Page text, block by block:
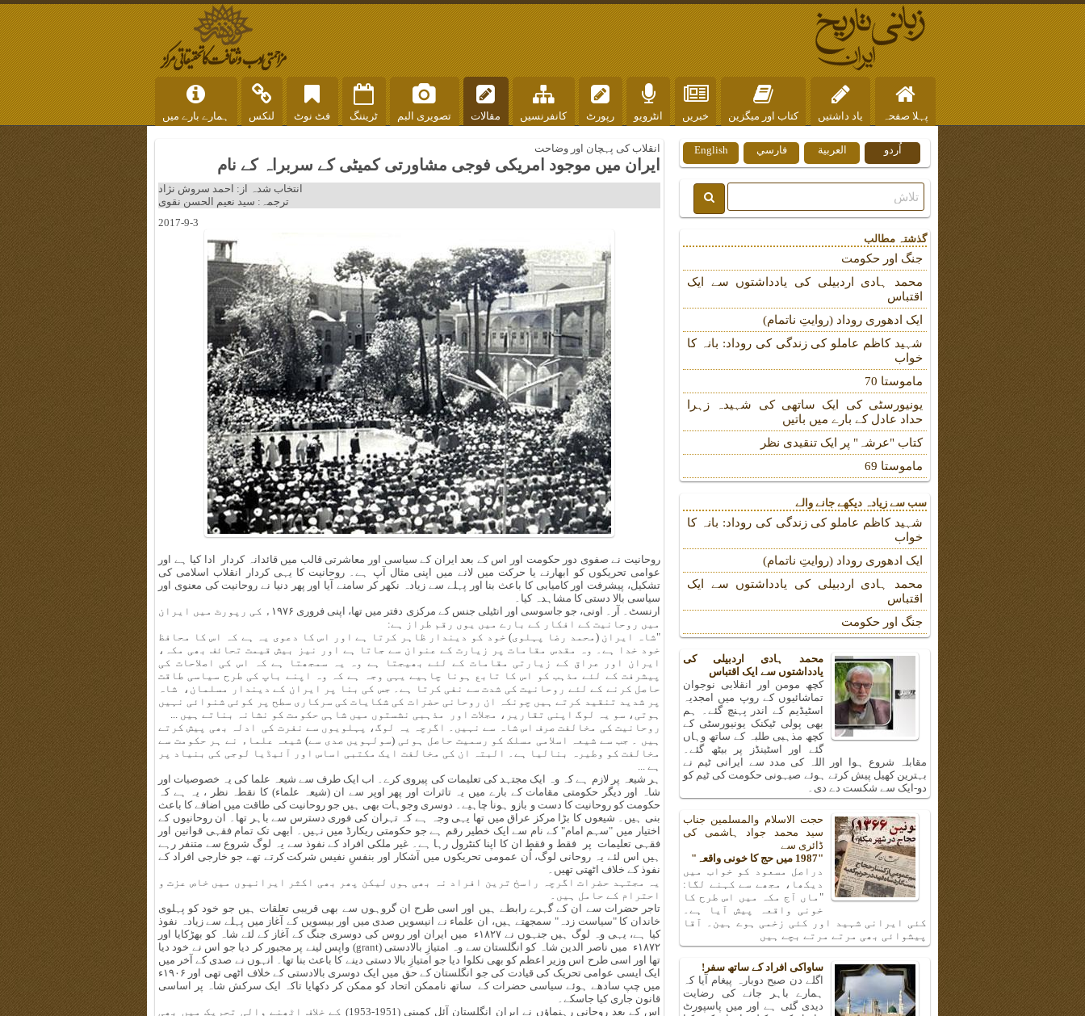
پہلا صفحہ یاد داشتیں کتاب اور میگزین خبریں انٹرویو رپورٹ کانفرنسیں مقالات تصویری البم ٹریننگ فٹ نوٹ لنکس ہمارے بارے میں
انقلاب کی پہچان اور وضاحت
ایران میں موجود امریکی فوجی مشاورتی کمیٹی کے سربراہ کے نام
انتخاب شدہ از: احمد سروش نژاد
ترجمہ: سید نعیم الحسن نقوی
2017-9-3
روحانیت نے صفوی دور حکومت اور اس کے بعد ایران کے سیاسی اور معاشرتی قالب میں قائدانہ کردار ادا کیا ہے اور
عوامی تحریکوں کو ابھارنے یا حرکت میں لانے میں اپنی مثال آپ ہے۔ روحانیت کا یہی کردار انقلاب اسلامی کی
تشکیل، پیشرفت اور کامیابی کا باعث بنا اور پہلے سے زیادہ نکھر کر سامنے آیا اور پھر دنیا نے روحانیت کی معنوی اور
سیاسی بالا دستی کا مشاہدہ کیا۔
ارنسٹ۔ آر۔ اونی، جو جاسوسی اور انٹیلی جنس کے مرکزی دفتر میں تھا، اپنی فروری ۱۹۷۶ء کی رپورٹ میں ایران
میں روحانیت کے افکار کے بارے میں یوں رقم طراز ہے:
"شاہ ایران (محمد رضا پہلوی) خود کو دیندار ظاہر کرتا ہے اور اس کا دعوی یہ ہے کہ اس کا محافظ
خود خدا ہے۔ وہ مقدس مقامات پر زیارت کے عنوان سے جاتا ہے اور نیز بیش قیمت تحائف بھی مکہ،
ایران اور عراق کے زیارتی مقامات کے لئے بھیجتا ہے وہ یہ سمجھتا ہے کہ اس کی اصلاحات کی
پیشرفت کے لئے مذہب کو اس کا تابع ہونا چاہیے یہی وجہ ہے کہ وہ اپنے باپ کی طرح سیاسی طاقت
حاصل کرنے کے لئے روحانیت کی شدت سے نفی کرتا ہے۔ جس کی بنا پر ایران کے دیندار مسلمان، شاہ
پر شدید تنقید کرتے ہیں چونکہ ان روحانی حضرات کی شکایات کی سرکاری سطح پر کوئی شنوائی نہیں
ہوتی، سو یہ لوگ اپنی تقاریر، مجلات اور مذہبی نشستوں میں شاہی حکومت کو نشانہ بناتے ہیں ...
روحانیت کی مخالفت صرف اس شاہ سے نہیں۔ اگرچہ یہ لوگ، پہلویوں سے نفرت کی ادلہ بھی پیش کرتے
ہیں ۔ جب سے شیعہ اسلامی مسلک کو رسمیت حاصل ہوئی (سولہویں صدی سے) شیعہ علماء نے ہر حکومت سے
مخالفت کو وطیرہ بنالیا ہے۔ البتہ ان کی مخالفت ایک مکتبی اساس اور آئیڈیا لوجی کی بنیاد پر
ہے ...
ہر شیعہ پر لازم ہے کہ وہ ایک مجتہد کی تعلیمات کی پیروی کرے۔ اب ایک طرف سے شیعہ علما کی یہ خصوصیات اور
شاہ اور دیگر حکومتی مقامات کے بارے میں یہ تاثرات اور پھر اوپر سے ان (شیعہ علماء) کا نقطہ نظر ، یہ ہے کہ
حکومت کو روحانیت کا دست و بازو ہونا چاہیے۔ دوسری وجوہات بھی ہیں جو روحانیت کی طاقت میں اضافے کا باعث
بنی ہیں۔ شیعوں کا بڑا مرکز عراق میں تھا یہی وجہ ہے کہ تہران کی فوری دسترس سے باہر تھا۔ ان روحانیوں کے
اختیار میں "سہم امام" کے نام سے ایک خطیر رقم ہے جو حکومتی ریکارڈ میں نہیں۔ ابھی تک تمام فقہی قوانین اور
فقہی تعلیمات پر فقط و فقط ان کا اپنا کنٹرول رہا ہے۔ غیر ملکی افراد کے نفوذ سے یہ لوگ شروع سے متنفر رہے
ہیں اس لئے یہ روحانی لوگ، اُن عمومی تحریکوں میں آشکار اور بنفسِ نفیس شرکت کرتے تھے جو خارجی افراد کے
نفوذ کے خلاف اٹھتی تھیں۔
یہ مجتہد حضرات اگرچہ راسخ ترین افراد نہ بھی ہوں لیکن پھر بھی اکثر ایرانیوں میں خاص عزت و
احترام کے حامل ہیں۔
تاجر حضرات سے ان کے گہرے رابطے ہیں اور اسی طرح ان گروہوں سے بھی قریبی تعلقات ہیں جو خود کو پہلوی
خاندان کا "سیاست زدہ" سمجھتے ہیں، ان علماء نے انیسویں صدی میں اور بیسویں کے آغاز میں پہلے سے زیادہ نفوذ
کیا ہے، یہی وہ لوگ ہیں جنہوں نے ۱۸۲۷ء میں ایران اور روس کی دوسری جنگ کے آغاز کے لئے شاہ کو بھڑکایا اور
۱۸۷۲ء میں ناصر الدین شاہ کو انگلستان سے وہ امتیازِ بالادستی (grant) واپس لینے پر مجبور کر دیا جو اس نے خود دیا
تھا اور اسی طرح اس وزیر اعظم کو بھی نکلوا دیا جو امتیازِ بالا دستی دینے کا باعث بنا تھا۔ انہوں نے صدی کے آخر میں
ایک ایسی عوامی تحریک کی قیادت کی جو انگلستان کے حق میں ایک دوسری بالادستی کے خلاف اٹھی تھی اور ۱۹۰۶ء
میں چپ سادھے ہوئے سیاسی حضرات کے ساتھ ناممکن اتحاد کو ممکن کر دکھایا تاکہ ایک سرکش شاہ پر اساسی
قانون جاری کیا جاسکے۔
اس کے بعد روحانی رہنماؤں نے ایران انگلستان آئل کمپنی (1951-1953) کے خلاف اٹھنے والی تحریک میں بھی
English فارسي العربية اُردو
گذشتہ مطالب
جنگ اور حکومت
محمد ہادی اردبیلی کی یادداشتوں سے ایک
اقتباس
ایک ادھوری روداد (روایتِ ناتمام)
شہید کاظم عاملو کی زندگی کی روداد: بانہ کا
خواب
ماموستا 70
یونیورسٹی کی ایک ساتھی کی شہیدہ زہرا
حداد عادل کے بارے میں باتیں
کتاب "عرشہ" پر ایک تنقیدی نظر
ماموستا 69
سب سے زیادہ دیکھے جانے والے
شہید کاظم عاملو کی زندگی کی روداد: بانہ کا
خواب
ایک ادھوری روداد (روایتِ ناتمام)
محمد ہادی اردبیلی کی یادداشتوں سے ایک
اقتباس
جنگ اور حکومت
محمد ہادی اردبیلی کی
یادداشتوں سے ایک اقتباس
کچھ مومن اور انقلابی نوجوان
تماشائیوں کے روپ میں امجدیہ
اسٹیڈیم کے اندر پہنچ گئے۔ ہم
بھی پولی ٹیکنک یونیورسٹی کے
کچھ مذہبی طلبہ کے ساتھ وہاں
گئے اور اسٹینڈز پر بیٹھ گئے۔
مقابلہ شروع ہوا اور اللہ کی مدد سے ایرانی ٹیم نے
بہترین کھیل پیش کرتے ہوئے صیہونی حکومت کی ٹیم کو
دو-ایک سے شکست دے دی۔
حجت الاسلام والمسلمین جناب
سید محمد جواد ہاشمی کی
ڈائری سے
"1987 میں حج کا خونی واقعہ"
دراصل مسعود کو خواب میں
دیکھا، مجھے سے کہنے لگا:
"ماں آج مکہ میں اس طرح کا
خونی واقعہ پیش آیا ہے۔
کئی ایرانی شہید اور کئی زخمی ہوے ہین۔ آقا
پیشوائی بھی مرتے مرتے بچے ہیں
ساواکی افراد کے ساتھ سفر!
اگلے دن صبح دوبارہ پیغام آیا کہ
ہمارے باہر جانے کی رضایت
دیدی گئی ہے اور میں پاسپورٹ